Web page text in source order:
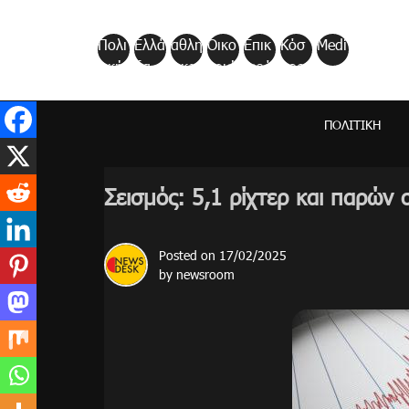
Πολι
τική
Ελλά
δα
αθλη
τικα
Οικο
νομί
Επικ
αιρό
Κόσ
μος
Medi
a
ΠΟΛΙΤΙΚΉ
Σεισμός: 5,1 ρίχτερ και παρών
Posted on 17/02/2025
by newsroom